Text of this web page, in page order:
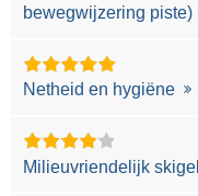
bewegwijzering piste)
Netheid en hygiëne
Milieuvriendelijk